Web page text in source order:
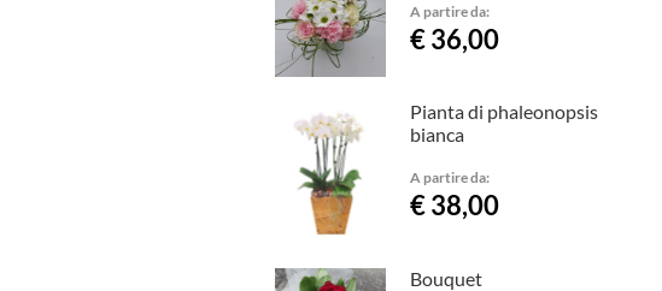
A partire da:
€ 36,00
Pianta di phaleonopsis
bianca
A partire da:
€ 38,00
Bouquet